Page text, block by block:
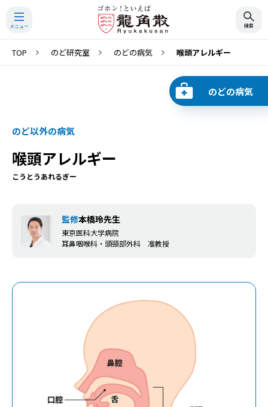
検索
TOP のど研究室 のどの病気 喉頭アレルギー
のど以外の病気
喉頭アレルギー
こうとうあれるぎー
のどの病気
監修本橋玲先生
東京医科大学病院
耳鼻咽喉科・頭頸部外科 准教授